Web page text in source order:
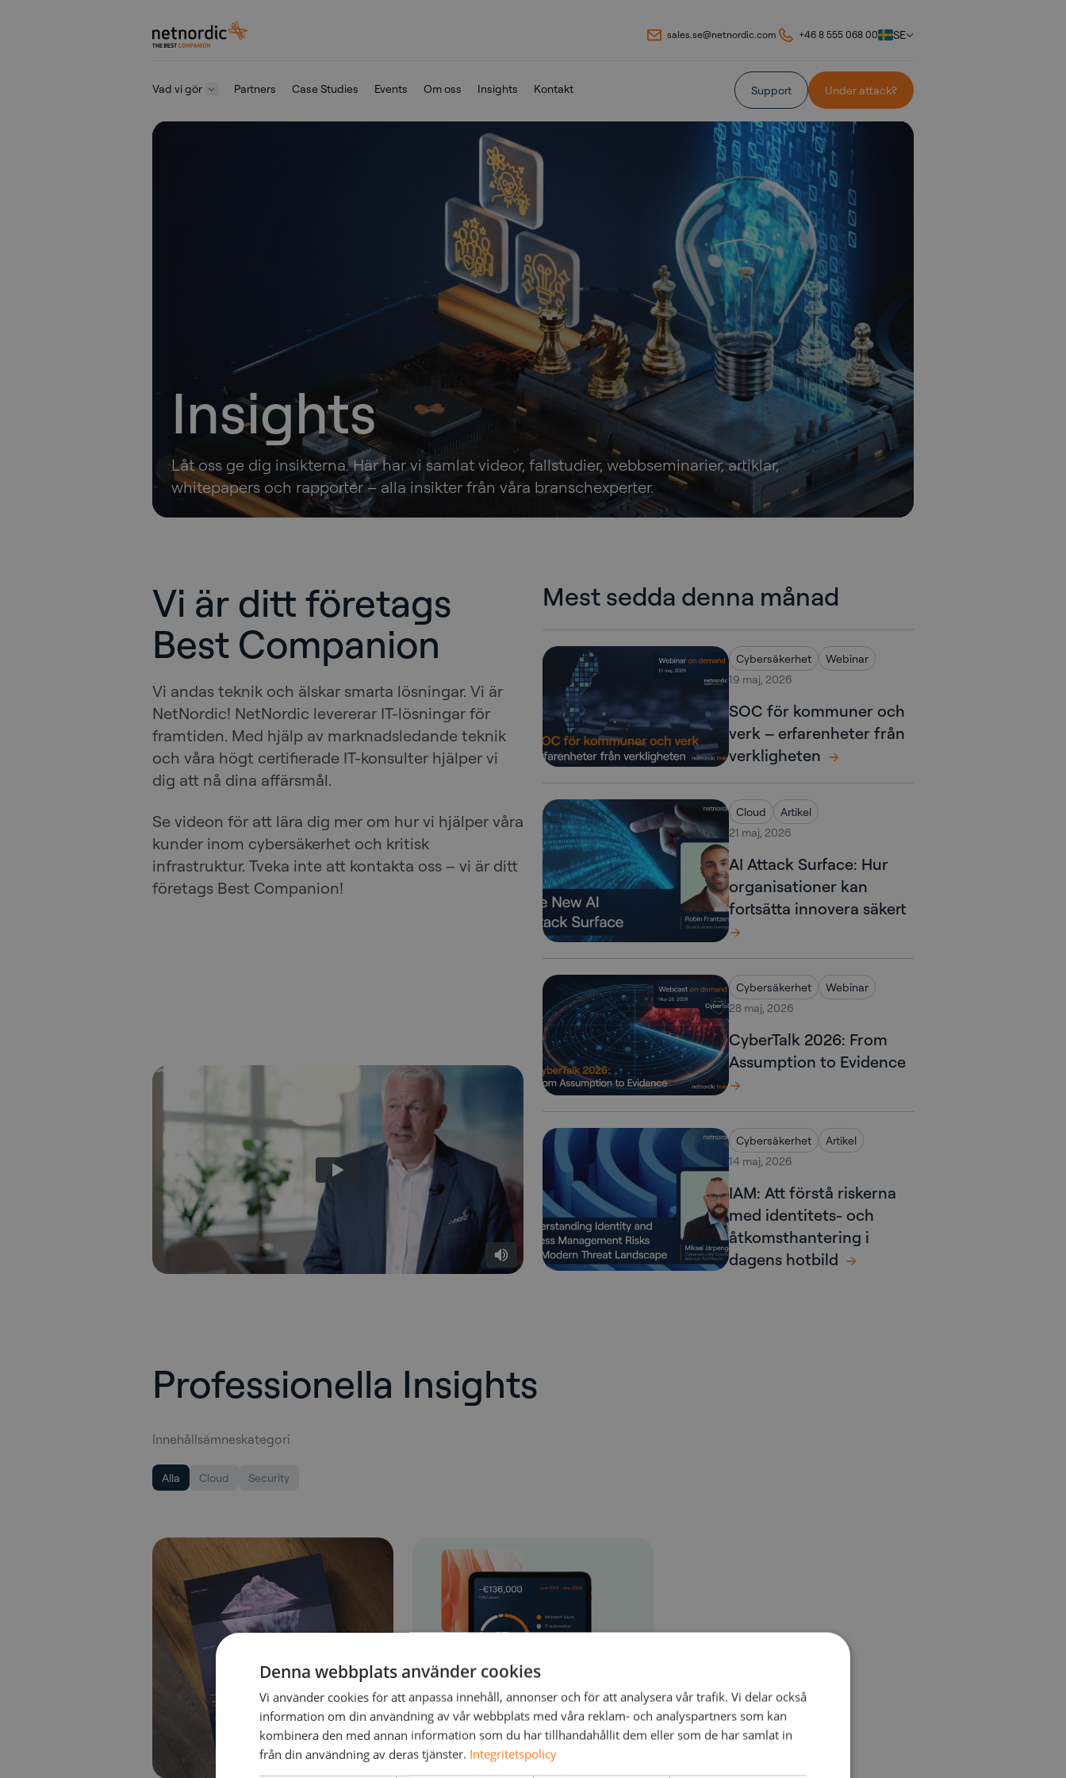
Hoppa till innehåll
NetNordic Sweden sales.se@netnordic.com +46 8 555 068 00 SE
Vad vi gör Partners Case Studies Events Om oss Insights Kontakt Support Under attack?
Insights
Låt oss ge dig insikterna. Här har vi samlat videor, fallstudier, webbseminarier, artiklar,
whitepapers och rapporter – alla insikter från våra branschexperter.
Vi är ditt företags
Best Companion
Vi andas teknik och älskar smarta lösningar. Vi är
NetNordic! NetNordic levererar IT-lösningar för
framtiden. Med hjälp av marknadsledande teknik
och våra högt certifierade IT-konsulter hjälper vi
dig att nå dina affärsmål.
Se videon för att lära dig mer om hur vi hjälper våra
kunder inom cybersäkerhet och kritisk
infrastruktur. Tveka inte att kontakta oss – vi är ditt
företags Best Companion!
Mest sedda denna månad
Cybersäkerhet
Webinar
19 maj, 2026
SOC för kommuner och
verk – erfarenheter från
verkligheten
Cloud
Artikel
21 maj, 2026
AI Attack Surface: Hur
organisationer kan
fortsätta innovera säkert
Cybersäkerhet
Webinar
28 maj, 2026
CyberTalk 2026: From
Assumption to Evidence
Cybersäkerhet
Artikel
14 maj, 2026
IAM: Att förstå riskerna
med identitets- och
åtkomsthantering i
dagens hotbild
Professionella Insights
Innehållsämneskategori
Alla Cloud Security
Denna webbplats använder cookies
Vi använder cookies för att anpassa innehåll, annonser och för att analysera vår trafik. Vi delar också
information om din användning av vår webbplats med våra reklam- och analyspartners som kan
kombinera den med annan information som du har tillhandahållit dem eller som de har samlat in
från din användning av deras tjänster. Integritetspolicy